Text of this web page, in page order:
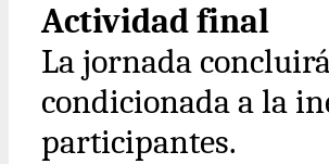
Actividad final
La jornada
condicionada a la
participantes.